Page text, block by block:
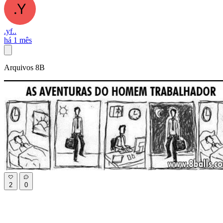
.yf..
há 1 mês
Arquivos 8B
2 0